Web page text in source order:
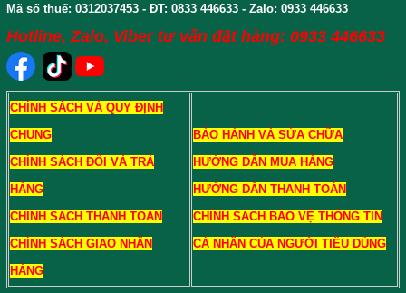
Mã số thuế: 0312037453 - ĐT: 0833 446633 - Zalo: 0933 446633
Hotline, Zalo, Viber tư vấn đặt hàng: 0933 446633
CHÍNH SÁCH VÀ QUY ĐỊNH
CHUNG
CHÍNH SÁCH ĐỔI VÀ TRẢ
HÀNG
CHÍNH SÁCH THANH TOÁN
CHÍNH SÁCH GIAO NHẬN
HÀNG
BẢO HÀNH VÀ SỬA CHỮA
HƯỚNG DẪN MUA HÀNG
HƯỚNG DẪN THANH TOÁN
CHÍNH SÁCH BẢO VỆ THÔNG TIN
CÁ NHÂN CỦA NGƯỜI TIÊU DÙNG